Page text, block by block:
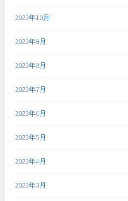
2023年10月
2023年9月
2023年8月
2023年7月
2023年6月
2023年5月
2023年4月
2023年3月